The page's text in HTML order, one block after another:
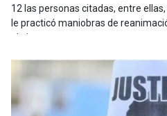
12 las personas citadas, entre
le practicó maniobras de
víctima.